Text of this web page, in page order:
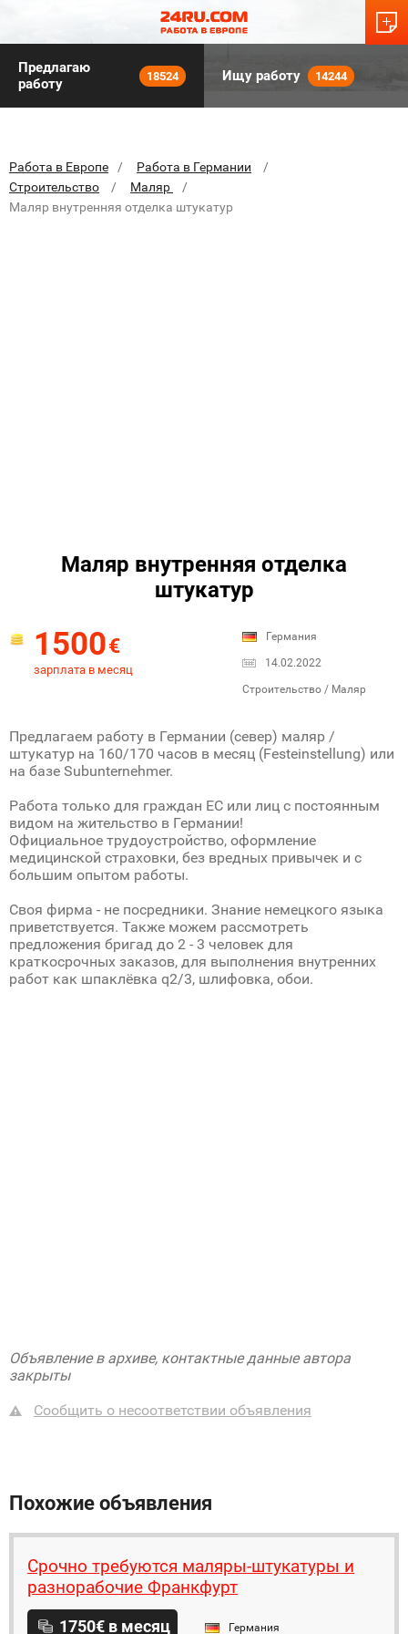
Предлагаю
работу
18524 Ищу работу 14244
Работа в Европе
Работа в Германии
Строительство
Маляр
Маляр внутренняя отделка штукатур
Маляр внутренняя отделка
штукатур
1500€
зарплата в месяц
Германия
14.02.2022
Строительство / Маляр
Предлагаем работу в Германии (север) маляр /
штукатур на 160/170 часов в месяц (Festeinstellung) или
на базе Subunternehmer.
Работа только для граждан ЕС или лиц с постоянным
видом на жительство в Германии!
Официальное трудоустройство, оформление
медицинской страховки, без вредных привычек и с
большим опытом работы.
Своя фирма - не посредники. Знание немецкого языка
приветствуется. Также можем рассмотреть
предложения бригад до 2 - 3 человек для
краткосрочных заказов, для выполнения внутренних
работ как шпаклёвка q2/3, шлифовка, обои.
Объявление в архиве, контактные данные автора
закрыты
Сообщить о несоответствии объявления
Похожие объявления
Срочно требуются маляры-штукатуры и
разнорабочие Франкфурт
1750€ в месяц Германия